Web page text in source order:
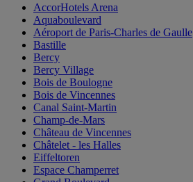
AccorHotels Arena
Aquaboulevard
Aéroport de Paris-Charles de Gaulle
Bastille
Bercy
Bercy Village
Bois de Boulogne
Bois de Vincennes
Canal Saint-Martin
Champ-de-Mars
Château de Vincennes
Châtelet - les Halles
Eiffeltoren
Espace Champerret